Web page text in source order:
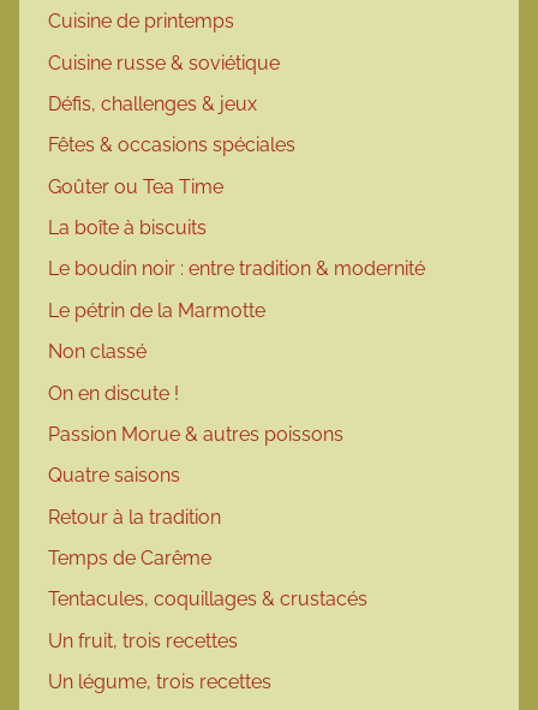
Cuisine de printemps
Cuisine russe & soviétique
Défis, challenges & jeux
Fêtes & occasions spéciales
Goûter ou Tea Time
La boîte à biscuits
Le boudin noir : entre tradition & modernité
Le pétrin de la Marmotte
Non classé
On en discute !
Passion Morue & autres poissons
Quatre saisons
Retour à la tradition
Temps de Carême
Tentacules, coquillages & crustacés
Un fruit, trois recettes
Un légume, trois recettes